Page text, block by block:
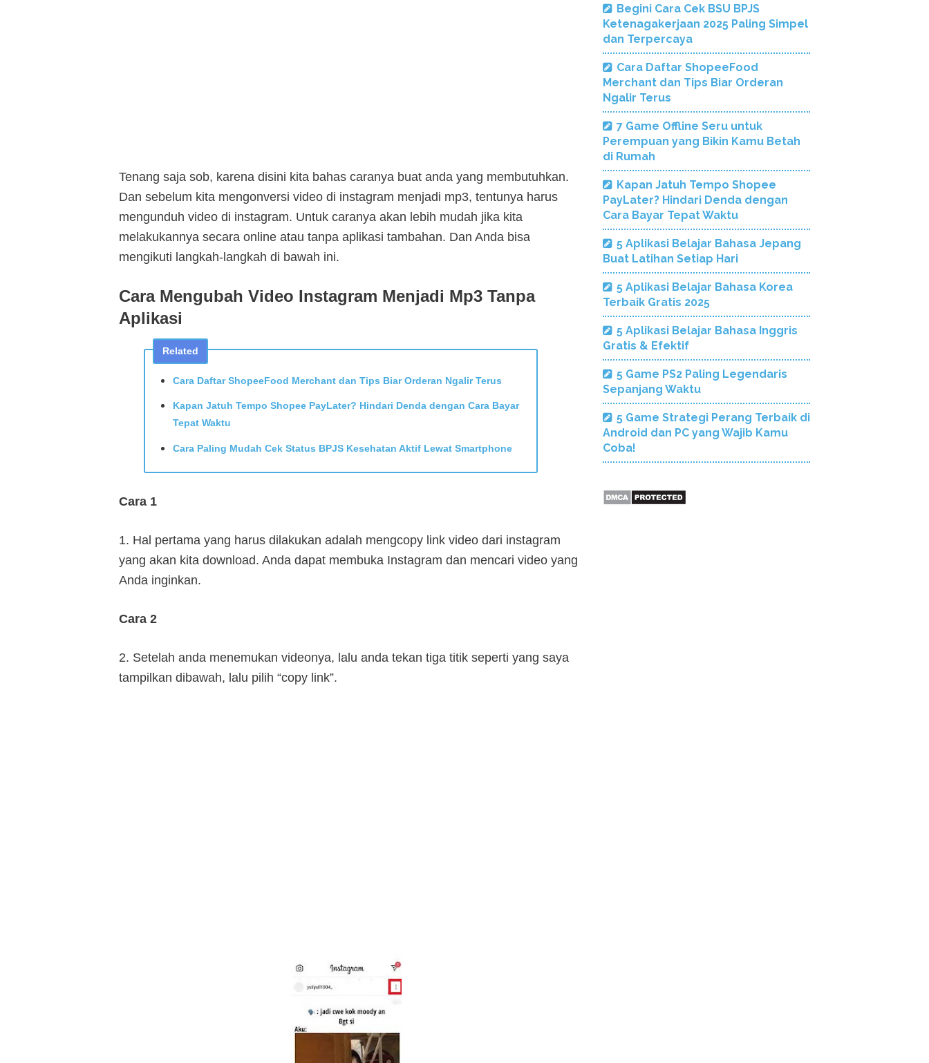
Tenang saja sob, karena disini kita bahas caranya buat anda yang membutuhkan.
Dan sebelum kita mengonversi video di instagram menjadi mp3, tentunya harus
mengunduh video di instagram. Untuk caranya akan lebih mudah jika kita
melakukannya secara online atau tanpa aplikasi tambahan. Dan Anda bisa
mengikuti langkah-langkah di bawah ini.
Cara Mengubah Video Instagram Menjadi Mp3 Tanpa
Aplikasi
Related
Cara Daftar ShopeeFood Merchant dan Tips Biar Orderan Ngalir Terus
Kapan Jatuh Tempo Shopee PayLater? Hindari Denda dengan Cara Bayar
Tepat Waktu
Cara Paling Mudah Cek Status BPJS Kesehatan Aktif Lewat Smartphone
Cara 1
1. Hal pertama yang harus dilakukan adalah mengcopy link video dari instagram
yang akan kita download. Anda dapat membuka Instagram dan mencari video yang
Anda inginkan.
Cara 2
2. Setelah anda menemukan videonya, lalu anda tekan tiga titik seperti yang saya
tampilkan dibawah, lalu pilih “copy link”.
Begini Cara Cek BSU BPJS
Ketenagakerjaan 2025 Paling Simpel
dan Terpercaya
Cara Daftar ShopeeFood
Merchant dan Tips Biar Orderan
Ngalir Terus
7 Game Offline Seru untuk
Perempuan yang Bikin Kamu Betah
di Rumah
Kapan Jatuh Tempo Shopee
PayLater? Hindari Denda dengan
Cara Bayar Tepat Waktu
5 Aplikasi Belajar Bahasa Jepang
Buat Latihan Setiap Hari
5 Aplikasi Belajar Bahasa Korea
Terbaik Gratis 2025
5 Aplikasi Belajar Bahasa Inggris
Gratis & Efektif
5 Game PS2 Paling Legendaris
Sepanjang Waktu
5 Game Strategi Perang Terbaik di
Android dan PC yang Wajib Kamu
Coba!